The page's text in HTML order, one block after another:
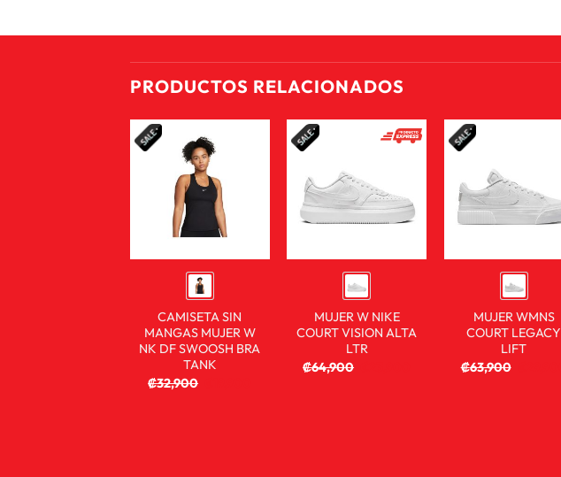
PRODUCTOS RELACIONADOS
CAMISETA SIN
MANGAS MUJER W
NK DF SWOOSH BRA
TANK
₡32,900
MUJER W NIKE
COURT VISION ALTA
LTR
₡64,900
MUJER WMNS
COURT LEGACY
LIFT
₡63,900